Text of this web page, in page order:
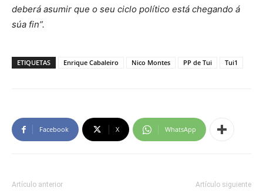
deberá asumir que o seu ciclo político está chegando á
súa fin”.
ETIQUETAS Enrique Cabaleiro Nico Montes PP de Tui Tui1
Facebook X WhatsApp
Artículo anterior Artículo siguiente